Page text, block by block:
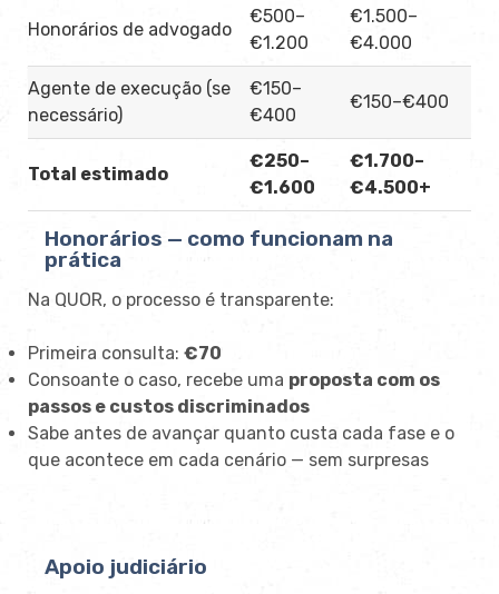
Honorários de advogado
€500–
€1.200
€1.500–
€4.000
Agente de execução (se
necessário)
€150–
€400
€150–€400
Total estimado
€250–
€1.600
€1.700–
€4.500+
Honorários — como funcionam na
prática
Na QUOR, o processo é transparente:
Primeira consulta: €70
Consoante o caso, recebe uma proposta com os
passos e custos discriminados
Sabe antes de avançar quanto custa cada fase e o
que acontece em cada cenário — sem surpresas
Apoio judiciário